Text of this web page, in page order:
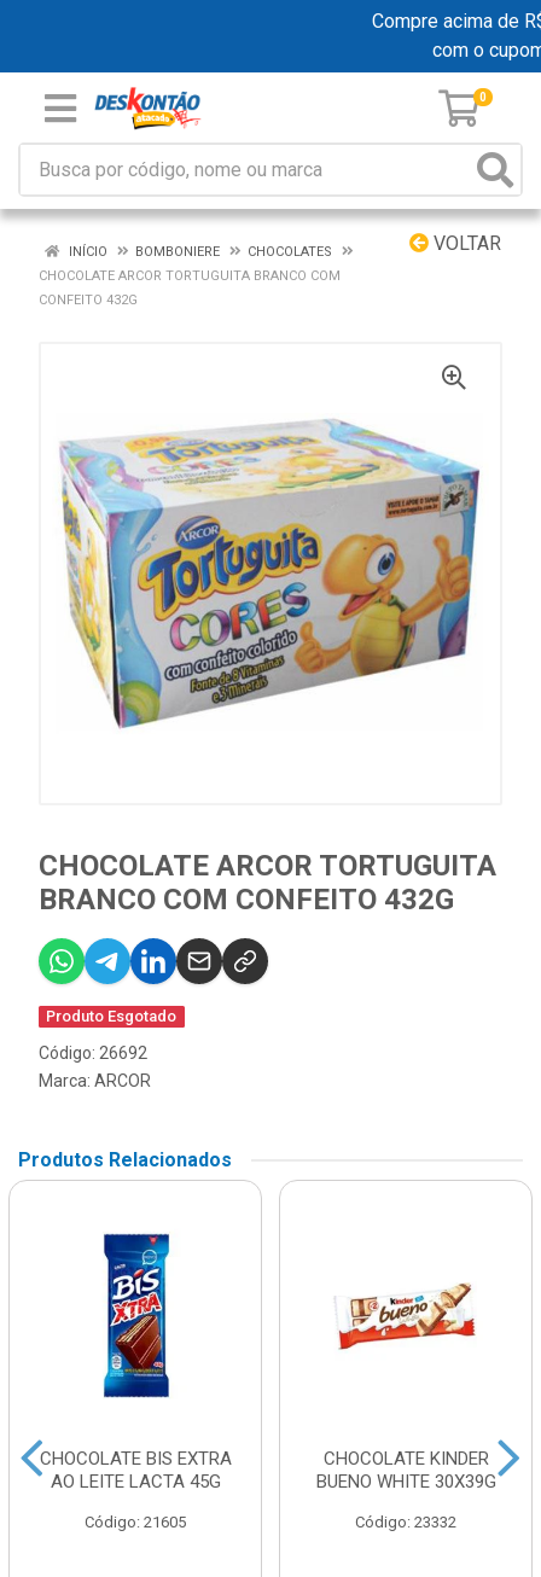
Compre acima de
com o
0
VOLTAR
INÍCIO BOMBONIERE
CHOCOLATES
CHOCOLATE ARCOR TORTUGUITA BRANCO COM
CONFEITO 432G
CHOCOLATE ARCOR TORTUGUITA
BRANCO COM CONFEITO 432G
Produto Esgotado
Código: 26692
Marca: ARCOR
Produtos Relacionados
CHOCOLATE BIS EXTRA
AO LEITE LACTA 45G
Código: 21605
CHOCOLATE KINDER
BUENO WHITE 30X39G
Código: 23332